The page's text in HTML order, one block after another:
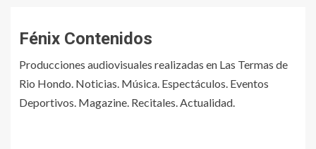
Fénix Contenidos
Producciones audiovisuales realizadas en Las Termas de
Rio Hondo. Noticias. Música. Espectáculos. Eventos
Deportivos. Magazine. Recitales. Actualidad.